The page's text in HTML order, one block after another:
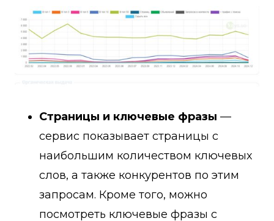
Страницы и ключевые фразы —
сервис показывает страницы с
наибольшим количеством ключевых
слов, а также конкурентов по этим
запросам. Кроме того, можно
посмотреть ключевые фразы с